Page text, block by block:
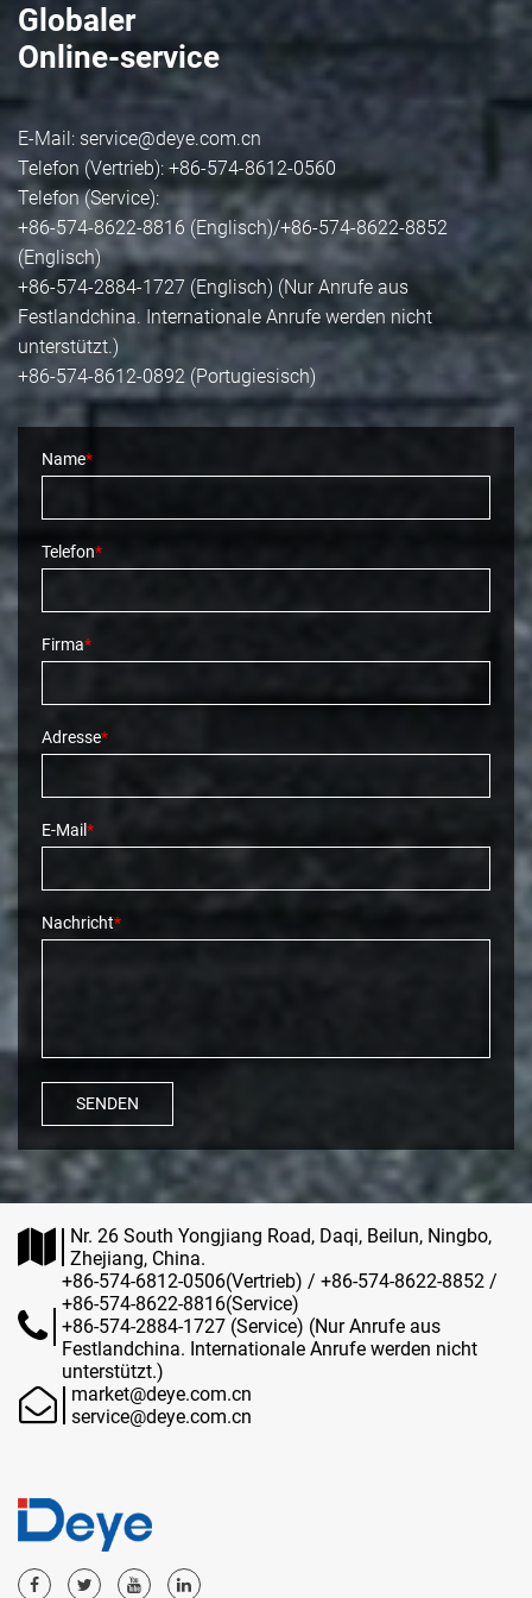
Wohnergie -
Energiespeichersysteme
Globaler
Online-service
E-Mail: service@deye.com.cn
Telefon (Vertrieb): +86-574-8612-0560
Telefon (Service):
+86-574-8622-8816 (Englisch)/+86-574-8622-8852
(Englisch)
+86-574-2884-1727 (Englisch) (Nur Anrufe aus
Festlandchina. Internationale Anrufe werden nicht
unterstützt.)
+86-574-8612-0892 (Portugiesisch)
Name*
Telefon*
Firma*
Adresse*
E-Mail*
Nachricht*
SENDEN
Nr. 26 South Yongjiang Road, Daqi, Beilun, Ningbo,
Zhejiang, China.
+86-574-6812-0506(Vertrieb) / +86-574-8622-8852 /
+86-574-8622-8816(Service)
+86-574-2884-1727 (Service) (Nur Anrufe aus
Festlandchina. Internationale Anrufe werden nicht
unterstützt.)
market@deye.com.cn
service@deye.com.cn